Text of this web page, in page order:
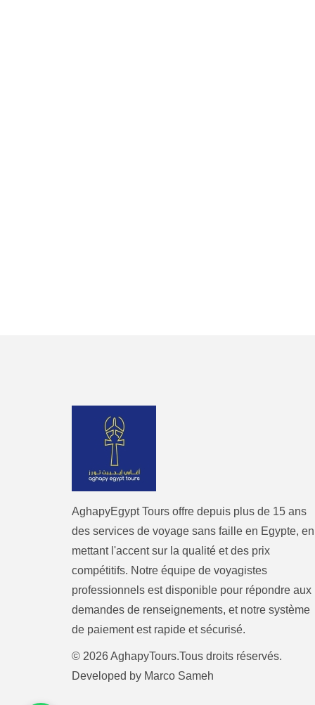
AghapyEgypt Tours offre depuis plus de 15 ans
des services de voyage sans faille en Egypte, en
mettant l'accent sur la qualité et des prix
compétitifs. Notre équipe de voyagistes
professionnels est disponible pour répondre aux
demandes de renseignements, et notre système
de paiement est rapide et sécurisé.
© 2026 AghapyTours.Tous droits réservés.
Developed by Marco Sameh